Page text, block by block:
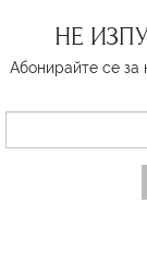
НЕ
Абонирайте се за